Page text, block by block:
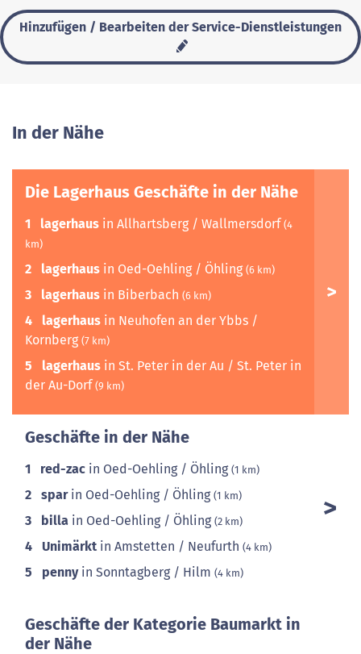
Hinzufügen / Bearbeiten der Service-Dienstleistungen
In der Nähe
Die Lagerhaus Geschäfte in der Nähe
1 lagerhaus in Allhartsberg / Wallmersdorf (4
km)
2 lagerhaus in Oed-Oehling / Öhling (6 km)
3 lagerhaus in Biberbach (6 km)
4 lagerhaus in Neuhofen an der Ybbs /
Kornberg (7 km)
5 lagerhaus in St. Peter in der Au / St. Peter in
der Au-Dorf (9 km)
Geschäfte in der Nähe
1 red-zac in Oed-Oehling / Öhling (1 km)
2 sparin Oed-Oehling / Öhling (1 km)
3 billa in Oed-Oehling / Öhling (2 km)
4 Unimärkt in Amstetten / Neufurth (4 km)
5 pennyin Sonntagberg / Hilm (4 km)
Geschäfte der Kategorie Baumarkt in
der Nähe